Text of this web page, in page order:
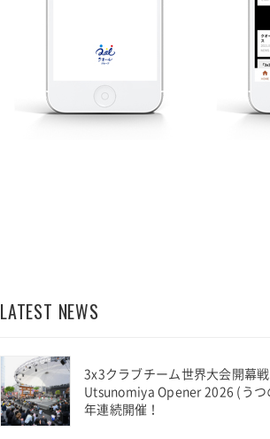
LATEST NEWS
3x3クラブチーム世界大会開幕
Utsunomiya Opener 2026 (うつ
年連続開催！